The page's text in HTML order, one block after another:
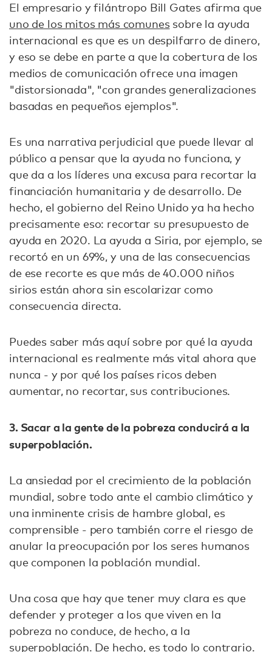
El empresario y filántropo Bill Gates afirma que
uno de los mitos más comunessobre la ayuda
internacional es que es un despilfarro de dinero,
y eso se debe en parte a que la cobertura de los
medios de comunicación ofrece una imagen
"distorsionada", "con grandes generalizaciones
basadas en pequeños ejemplos".
Es una narrativa perjudicial que puede llevar al
público a pensar que la ayuda no funciona, y
que da a los líderes una excusa para recortar la
financiación humanitaria y de desarrollo. De
hecho, el gobierno del Reino Unido ya ha hecho
precisamente eso: recortar su presupuesto de
ayuda en 2020. La ayuda a Siria, por ejemplo, se
recortó en un 69%, y una de las consecuencias
de ese recorte es que más de 40.000 niños
sirios están ahora sin escolarizar como
consecuencia directa.
Puedes saber más aquí sobre por qué la ayuda
internacional es realmente más vital ahora que
nunca - y por qué los países ricos deben
aumentar, no recortar, sus contribuciones.
3. Sacar a la gente de la pobreza conducirá a la
superpoblación.
La ansiedad por el crecimiento de la población
mundial, sobre todo ante el cambio climático y
una inminente crisis de hambre global, es
comprensible - pero también corre el riesgo de
anular la preocupación por los seres humanos
que componen la población mundial.
Una cosa que hay que tener muy clara es que
defender y proteger a los que viven en la
pobreza no conduce, de hecho, a la
superpoblación. De hecho, es todo lo contrario.